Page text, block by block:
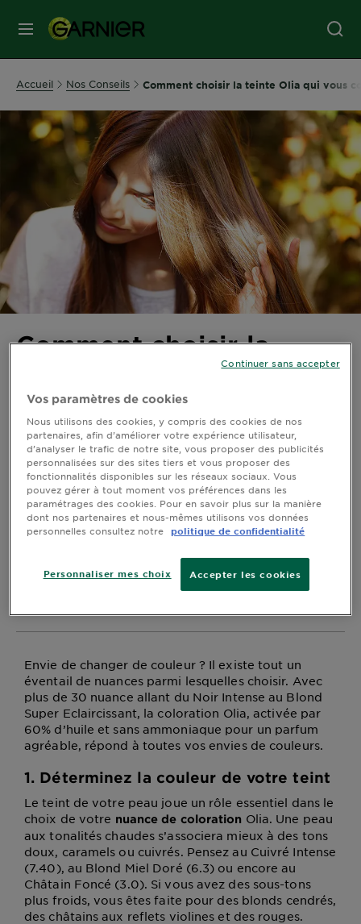
MENU
SOINS
SOINS
CHEVEUX
COLORATION
SOLAIRE
SERVICES
NOS
ENGAGEMENTS
Explorer
Au coeur
de
Garnier x
Notre
Accueil Nos Conseils Comment choisir la teinte Olia qui vous
Comment choisir la
teinte Olia qui vous
correspond ? Suivez ces
5 astuces simples
Dernière mise à jour mars 27, 2025
Envie de changer de couleur ? Il existe tout un éventail
de nuances parmi lesquelles choisir. Avec plus de 30
d’huile et sans ammoniaque pour un parfum agréable,
Envie de changer de couleur ? Il existe tout un
éventail de nuances parmi lesquelles choisir. Avec
plus de 30 nuance allant du Noir Intense au Blond
Super Eclaircissant, la coloration Olia, activée par
60% d’huile et sans ammoniaque pour un parfum
agréable, répond à toutes vos envies de couleurs.
1. Déterminez la couleur de votre teint
Le teint de votre peau joue un rôle essentiel dans le
choix de votre nuance de coloration Olia. Une peau
aux tonalités chaudes s’associera mieux à des tons
doux, caramels ou cuivrés. Pensez au Cuivré Intense
(7.40), au Blond Miel Doré (6.3) ou encore au
Châtain Foncé (3.0). Si vous avez des sous-tons
plus froids, vous êtes faite pour des blonds cendrés,
des châtains aux reflets violines et des rouges.
Vos paramètres de cookies
Nous utilisons des cookies, y compris des cookies de nos
partenaires, afin d’améliorer votre expérience utilisateur,
d’analyser le trafic de notre site, vous proposer des publicités
personnalisées sur des sites tiers et vous proposer des
fonctionnalités disponibles sur les réseaux sociaux. Vous
pouvez gérer à tout moment vos préférences dans les
paramétrages des cookies. Pour en savoir plus sur la manière
dont nos partenaires et nous-mêmes utilisons vos données
personnelles consultez notre
politique de confidentialité
Accepter les cookies
Personnaliser mes choix
Continuer sans accepter